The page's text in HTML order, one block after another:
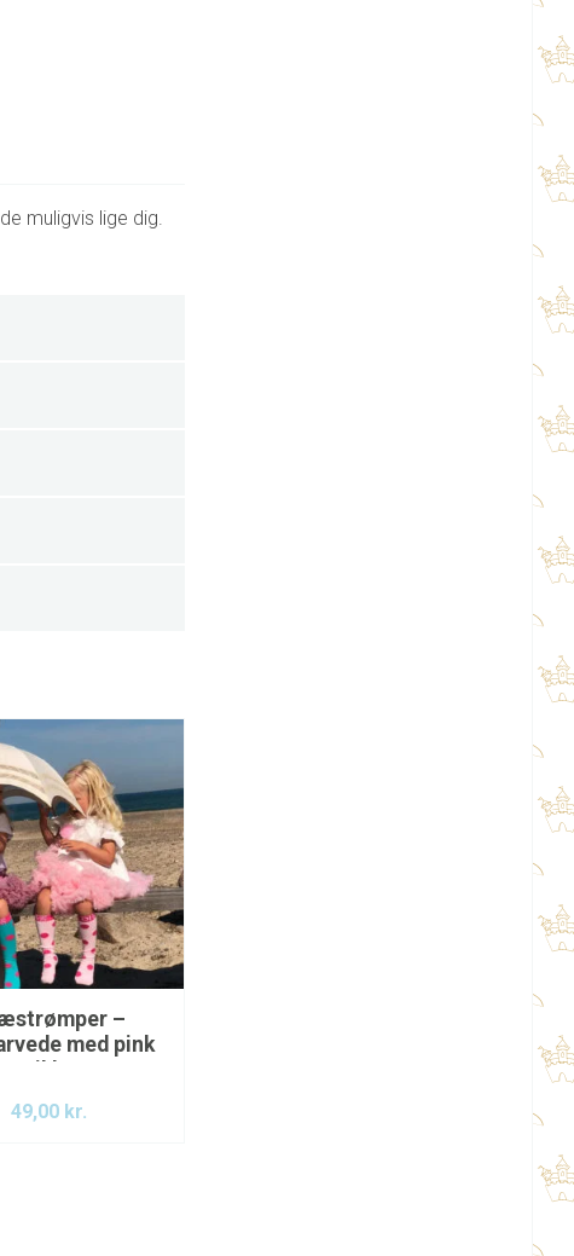
muligvis lige dig.
–
med pink
prikker
49,00 kr.